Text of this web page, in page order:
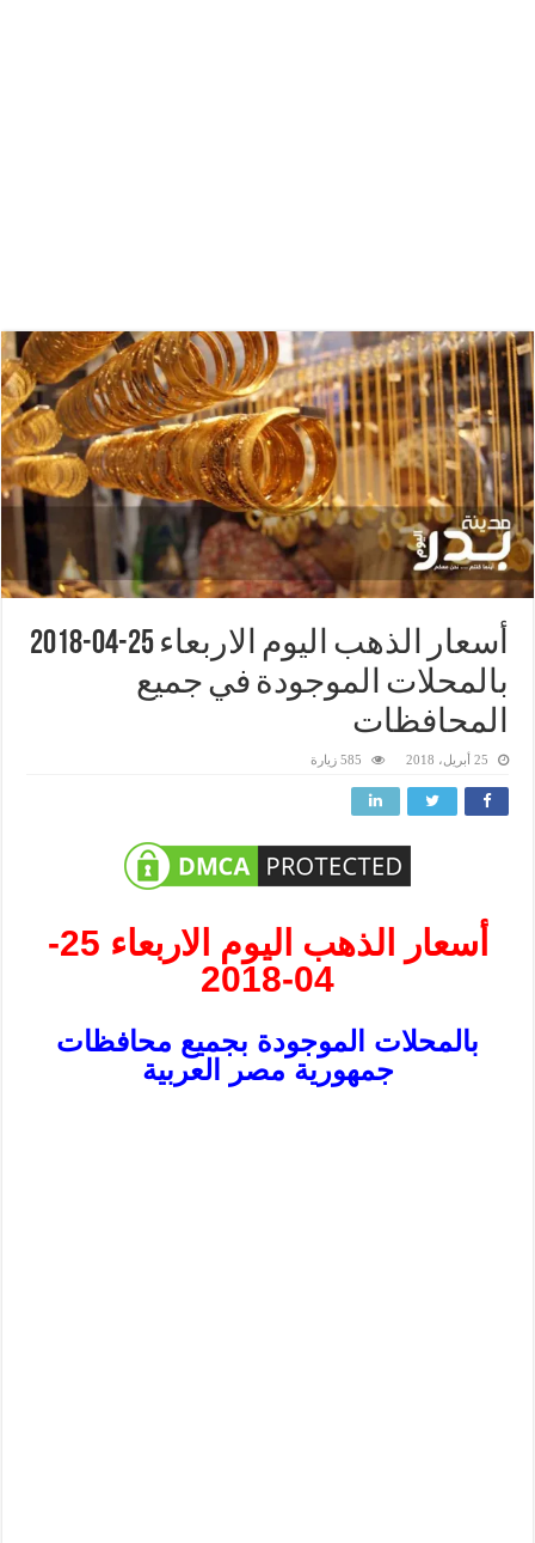
أسعار الذهب اليوم الاربعاء 25-04-2018
بالمحلات الموجودة في جميع
المحافظات
25 أبريل، 2018 585 زيارة
أسعار الذهب اليوم الاربعاء 25-
04-2018
بالمحلات الموجودة بجميع محافظات
جمهورية مصر العربية